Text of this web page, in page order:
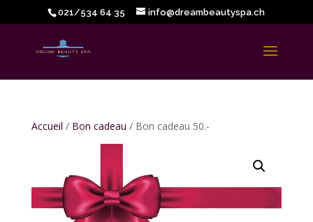
021/534 64 35 info@dreambeautyspa.ch
Accueil / Bon cadeau / Bon cadeau 50.-